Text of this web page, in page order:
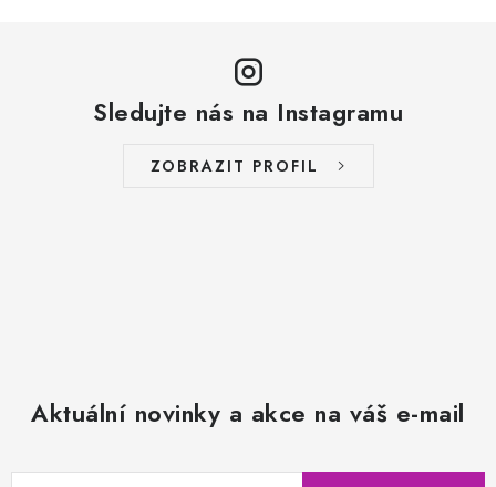
Sledujte nás na Instagramu
ZOBRAZIT PROFIL
Aktuální novinky a akce na váš e-mail